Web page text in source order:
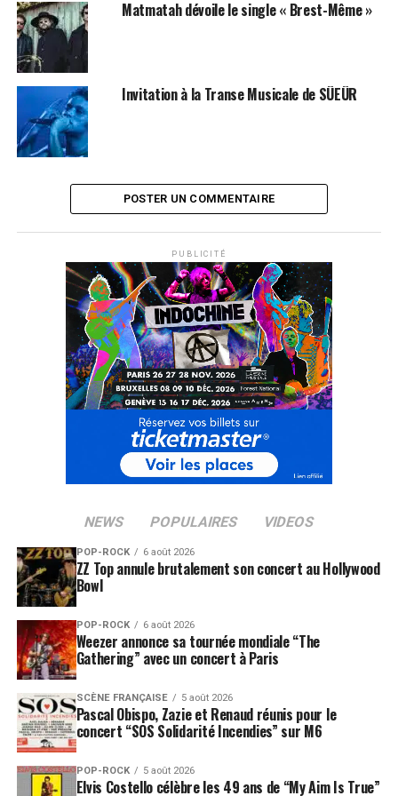
musical français. Son but est de sans cesse dépasser les
limites d’un genre devenu populaire auprès de la
génération i-pod, et qu’il amène sur de nouveaux
chemins. Il compose des bootlegs (plus de 400 depuis
2001), dont la plupart ont été diffusés par des DJs et
radios du monde entier. Ses classiques sont « Joey Starr
Wars » (Joey Starr vs. John Williams), « J’adore mon
daddy » (Katerine vs. Boney M) ou « Soul desir » (Aretha
Franklin vs. Noir desir).
samedi soir sur Virgin Radio (22h > Minuit). C’est une des
émissions phare des radios musicales françaises depuis
2003, ayant d’abord connu un grand succès sur Oüi Fm
avec plus de 4 millions de podcasts téléchargés. Il y mixe
ses créations à celles venues des blogs du monde entier,
dans un climat indie-rock, electro, soul et hip hop. Il
tourne beaucoup depuis 2004, essentiellement en salles
de concerts et festivals.
Zebra s’est imposé comme le DJ du milieu rock français,
seul aux platines ou avec l’apport de chanteurs et
musiciens invités. On dit que ses prestations sont
permis de jouer sur de grandes scènes et d’avoir conquis
40 dates jusqu’en Aout 2009.
LES ALBUMS DE DJ ZEBRA SONT DISPONIBLES ICI
SUJETS ASSOCIÉS: CONCERT DIONYSOS
DJ ZEBRA
NOIR DESIR
OLIVIA RUIZ PARIS
Matmatah dévoile le single « Brest-Même »
Invitation à la Transe Musicale de SÜEÜR
POSTER UN COMMENTAIRE
PUBLICITÉ
NEWS POPULAIRES VIDEOS
POP-ROCK 6 août 2026
ZZ Top annule brutalement son concert au Hollywood
Bowl
POP-ROCK 6 août 2026
Weezer annonce sa tournée mondiale “The
Gathering” avec un concert à Paris
SCÈNE FRANÇAISE 5 août 2026
Pascal Obispo, Zazie et Renaud réunis pour le
concert “SOS Solidarité Incendies” sur M6
POP-ROCK 5 août 2026
Elvis Costello célèbre les 49 ans de “My Aim Is True”